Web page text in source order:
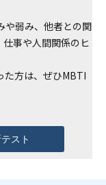
や弱み、他者との関
事や人間関係のヒ
た方は、ぜひMBTI
スト